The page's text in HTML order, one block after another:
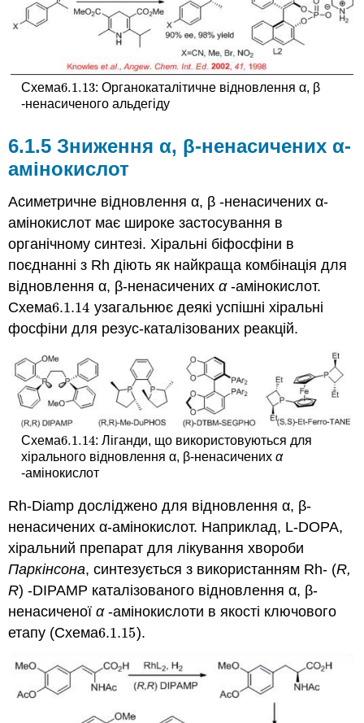
Схема6.1.13
6.1.13: Органокаталітичне відновлення α, β
-ненасиченого альдегіду
6.1.5 Зниження α, β-ненасичених α-
амінокислот
Асиметричне відновлення α, β -ненасичених α-
амінокислот має широке застосування в
органічному синтезі. Хіральні біфосфіни в
поєднанні з Rh діють як найкраща комбінація для
відновлення α, β-ненасиченихα-амінокислот.
Схема6.1.14
6.1.14 узагальнює деякі успішні хіральні
фосфіни для резус-каталізованих реакцій.
Схема6.1.14
6.1.14: Ліганди, що використовуються для
хірального відновлення α, β-ненасичених α
-амінокислот
Rh-Diamp досліджено для відновлення α, β-
ненасичених α-амінокислот. Наприклад, L-DOPA,
хіральний препарат для лікування хвороби
Паркінсона, синтезується з використанням Rh- (R,
R) -DIPAMP каталізованого відновлення α, β-
ненасиченоїα-амінокислоти в якості ключового
етапу (Схема6.1.15
6.1.15).